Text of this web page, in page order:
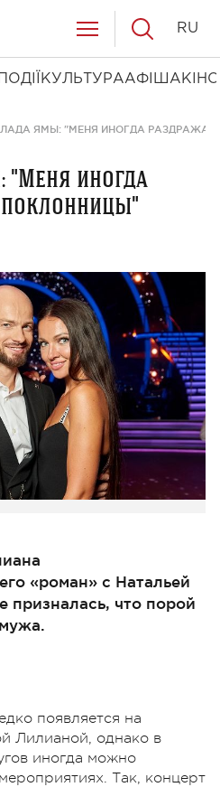
ПОДІЇ КУЛЬТУРААФІША КІНО
RU
ЯМЫ: "МЕНЯ ИНОГДА
иногда
«роман» с Натальей
призналась, что порой
появляется на
Лилианой, однако в
иногда можно
Так, концерт